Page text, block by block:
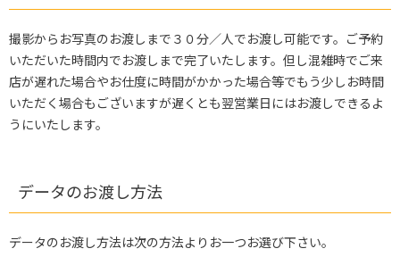
撮影からお写真のお渡しまで３０分／人でお渡し可能です。ご予約
いただいた時間内でお渡しまで完了いたします。但し混雑時でご来
店が遅れた場合やお仕度に時間がかかった場合等でもう少しお時間
いただく場合もございますが遅くとも翌営業日にはお渡しできるよ
うにいたします。
データのお渡し方法
データのお渡し方法は次の方法よりお一つお選び下さい。